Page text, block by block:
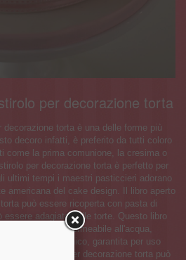
per decorazione torta
decorazione torta è una delle forme più
decoro infatti, è preferito da tutti coloro
come la prima comunione, la cresima o
per decorazione torta è perfetto per
ultimi tempi i maestri pasticcieri adorano
americana del cake design. Il libro aperto
può essere ricoperta con pasta di
essere adagiato sulle torte. Questo libro
torta è impermeabile all'acqua,
igienico, garantita per uso
in polistirolo per decorazione torta può